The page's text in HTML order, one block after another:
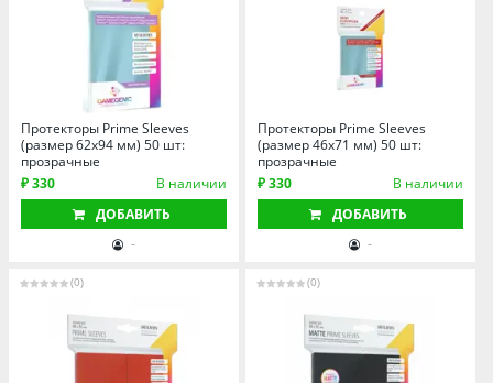
Нижегородская область
Новосибирская область
Омская область
Оренбургская область
Пензенская область
Пермский край
Ростовская область
Санкт-Петербург и область
Самарская область
Саратовская область
Протекторы Prime Sleeves
(размер 62х94 мм) 50 шт:
прозрачные
₽ 330
В наличии
ДОБАВИТЬ
-
Протекторы Prime Sleeves
(размер 46х71 мм) 50 шт:
прозрачные
₽ 330
В наличии
ДОБАВИТЬ
-
(0) (0)